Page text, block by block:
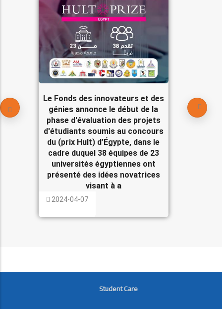
Le Fonds des innovateurs et des
génies annonce le début de la
phase d'évaluation des projets
d'étudiants soumis au concours
du (prix Hult) d’Égypte, dans le
cadre duquel 38 équipes de 23
universités égyptiennes ont
présenté des idées novatrices
visant à a
2024-04-07
FOOTER
Student Care